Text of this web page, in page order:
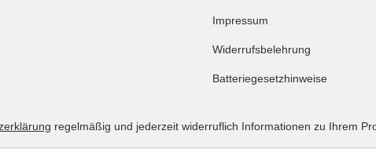
Impressum
Widerrufsbelehrung
Batteriegesetzhinweise
regelmäßig und jederzeit widerruflich Informationen zu Ihrem